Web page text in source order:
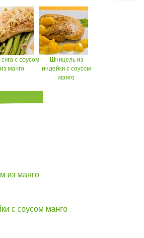
с соусом
из манго
Шницель из
индейки с соусом
манго
из манго
с соусом манго